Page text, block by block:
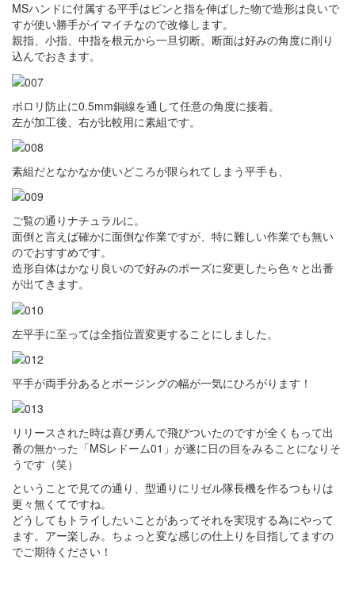
MSハンドに付属する平手はピンと指を伸ばした物で造形は良いで
すが使い勝手がイマイチなので改修します。
親指、小指、中指を根元から一旦切断。断面は好みの角度に削り
込んでおきます。
ポロリ防止に0.5mm銅線を通して任意の角度に接着。
左が加工後、右が比較用に素組です。
素組だとなかなか使いどころが限られてしまう平手も、
ご覧の通りナチュラルに。
面倒と言えば確かに面倒な作業ですが、特に難しい作業でも無い
のでおすすめです。
造形自体はかなり良いので好みのポーズに変更したら色々と出番
が出てきます。
左平手に至っては全指位置変更することにしました。
平手が両手分あるとポージングの幅が一気にひろがります！
リリースされた時は喜び勇んで飛びついたのですが全くもって出
番の無かった「MSレドーム01」が遂に日の目をみることになりそ
うです（笑）
ということで見ての通り、型通りにリゼル隊長機を作るつもりは
更々無くてですね。
どうしてもトライしたいことがあってそれを実現する為にやって
ます。アー楽しみ。ちょっと変な感じの仕上りを目指してますの
でご期待ください！